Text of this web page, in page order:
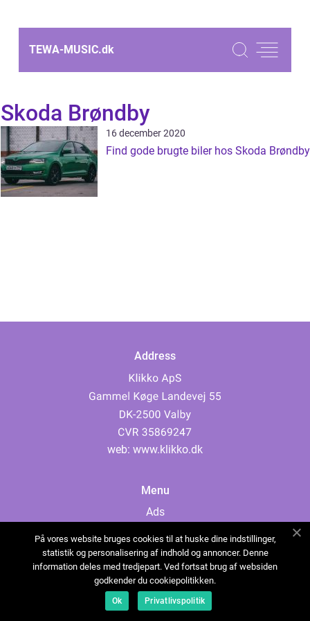
TEWA-MUSIC.dk
Skoda Brøndby
16 december 2020
Find gode brugte biler hos Skoda Brøndby
Address
web: www.klikko.dk
Menu
Ads
Cookies
Contact
Sitemap
På vores website bruges cookies til at huske dine indstillinger,
statistik og personalisering af indhold og annoncer. Denne
information deles med tredjepart. Ved fortsat brug af websiden
godkender du cookiepolitikken.
Ok Privatlivspolitik